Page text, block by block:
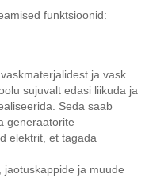
funktsioonid:
ja vask
sujuvalt edasi liikuda ja
Seda saab
generaatorite
elektrit, et tagada
ja muude